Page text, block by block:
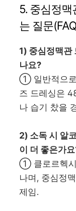
5. 중심정
는 질문
1) 중심정맥관
나요?
① 일반적으로
즈 드레싱은
나 습기 찼을
2) 소독 시 알
이 더 좋은가
① 클로르헥시
나며, 중심정
제임.